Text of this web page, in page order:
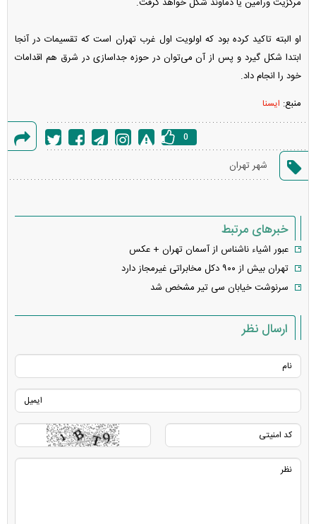
او البته تاکید کرده بود که اولویت اول غرب تهران است که تقسیمات در آنجا
ابتدا شکل گیرد و پس از آن می‌توان در حوزه جداسازی در شرق هم اقدامات
خود را انجام داد.
منبع: ایسنا
خطا
0
شهر تهران
خبرهای مرتبط
عبور اشیاء ناشناس از آسمان تهران + عکس
تهران بیش از ۹۰۰ دکل مخابراتی غیرمجاز دارد
سرنوشت خیابان سی تیر مشخص شد
ارسال نظر